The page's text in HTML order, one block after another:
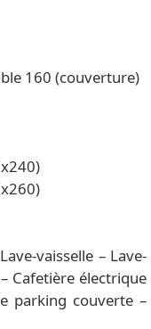
160 (couverture)
vaisselle – Lave-
Cafetière électrique
parking couverte –